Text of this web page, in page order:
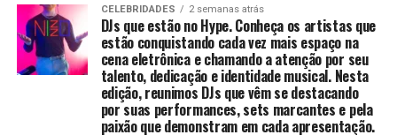
Com uma proposta que integra desenvolvimento
construção muito maior, que envolve propósito,
impacto e crescimento pessoal”, comenta Mirella
Franco, autora do livro.
“E esse valor não vem apenas da experiência que
acumula, mas da forma como você se posiciona, se
reinventa e se torna indispensável e reconhecido pelo
CELEBRIDADES 2 semanas atrás
DJs que estão no Hype. Conheça os artistas que
estão conquistando cada vez mais espaço na
cena eletrônica e chamando a atenção por seu
talento, dedicação e identidade musical. Nesta
edição, reunimos DJs que vêm se destacando
por suas performances, sets marcantes e pela
paixão que demonstram em cada apresentação.